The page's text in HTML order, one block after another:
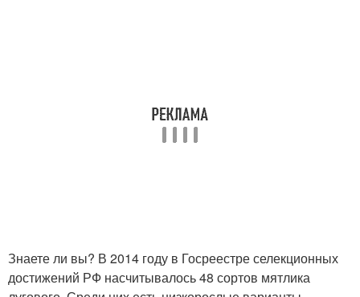
Знаете ли вы? В 2014 году в Госреестре селекционных
достижений РФ насчитывалось 48 сортов мятлика